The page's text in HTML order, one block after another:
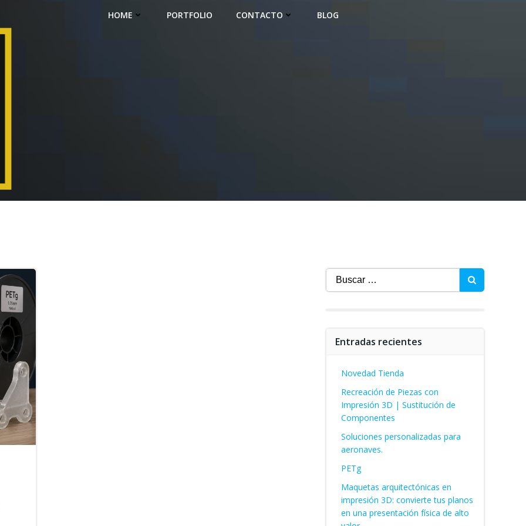
HOME PORTFOLIO CONTACTO BLOG
Buscar:
Entradas recientes
Novedad Tienda
Recreación de Piezas con
Impresión 3D | Sustitución de
Componentes
Soluciones personalizadas para
aeronaves.
PETg
Maquetas arquitectónicas en
impresión 3D: convierte tus planos
en una presentación física de alto